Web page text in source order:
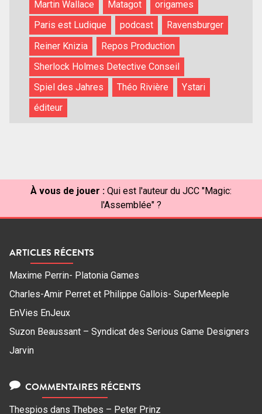
Martin Wallace
Matagot
origames
Paris est Ludique
podcast
Ravensburger
Reiner Knizia
Repos Production
Sherlock Holmes Detective Conseil
Spiel des Jahres
Théo Rivière
Ystari
éditeur
À vous de jouer : Qui est l'auteur du JCC "Magic:
l'Assemblée" ?
ARTICLES RÉCENTS
Maxime Perrin- Platonia Games
Charles-Amir Perret et Philippe Gallois- SuperMeeple
EnVies EnJeux
Suzon Beaussant – Syndicat des Serious Game Designers
Jarvin
COMMENTAIRES RÉCENTS
Thespios dans Thebes – Peter Prinz